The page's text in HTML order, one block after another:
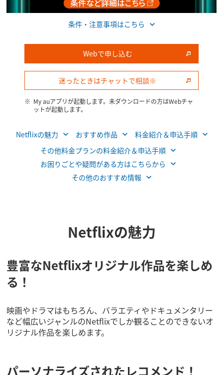
条件・注意事項はこちら
Webで申し込む
迷ったときはチャットで相談※
My auアプリが​起動します。​未ダウンロードの​方は​Webチャ
ットが​起動します。​
Netflixの魅力 おすすめ作品
料金紹介＆申込手順
その他料金プランの料金紹介＆申込手順
お困り​ごとや​疑問が​ある方は​こちらから
その他のおすすめ情報
Netflixの魅力
豊富なNetflixオリジナル作品を楽しめ
る！
映画やドラマはもちろん、バラエティやドキュメンタリー
など幅広いジャンルのNetflixでしか観ることのできないオ
リジナル作品を楽しめます。
パーソナライズされたレコメンド！